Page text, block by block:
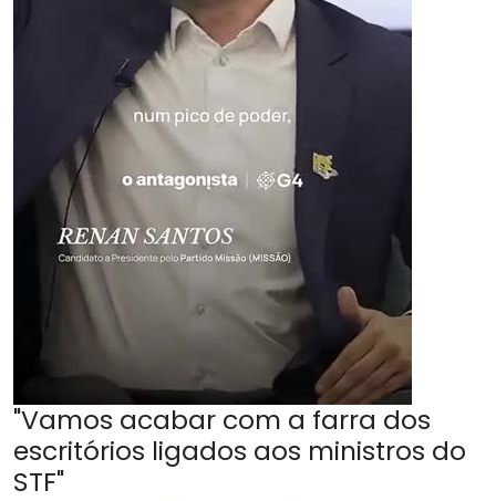
"Vamos acabar com a farra dos
escritórios ligados aos ministros do
STF"